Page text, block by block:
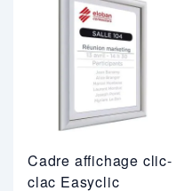
Cadre affichage clic-
clac Easyclic